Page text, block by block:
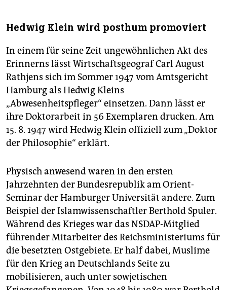
Hedwig Klein wird posthum promoviert
In einem für seine Zeit ungewöhnlichen Akt des
Erinnerns lässt Wirtschaftsgeograf Carl August
Rathjens sich im Sommer 1947 vom Amtsgericht
Hamburg als Hedwig Kleins
„Abwesenheitspfleger“ einsetzen. Dann lässt er
ihre Doktorarbeit in 56 Exemplaren drucken. Am
15. 8. 1947 wird Hedwig Klein offiziell zum „Doktor
der Philosophie“ erklärt.
Physisch anwesend waren in den ersten
Jahrzehnten der Bundesrepublik am Orient-
Seminar der Hamburger Universität andere. Zum
Beispiel der Islamwissenschaftler Berthold Spuler.
Während des Krieges war das NSDAP-Mitglied
führender Mitarbeiter des Reichsministeriums für
die besetzten Ostgebiete. Er half dabei, Muslime
für den Krieg an Deutschlands Seite zu
mobilisieren, auch unter sowjetischen